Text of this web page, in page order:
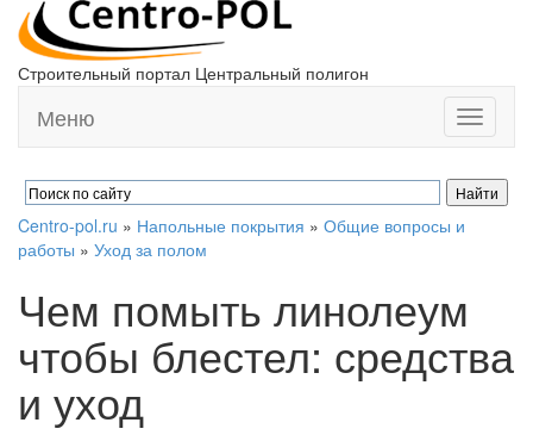
Строительный портал Центральный полигон
Toggle
Меню
Centro-pol.ru » Напольные покрытия » Общие вопросы и
работы » Уход за полом
Чем помыть линолеум
чтобы блестел: средства
и уход